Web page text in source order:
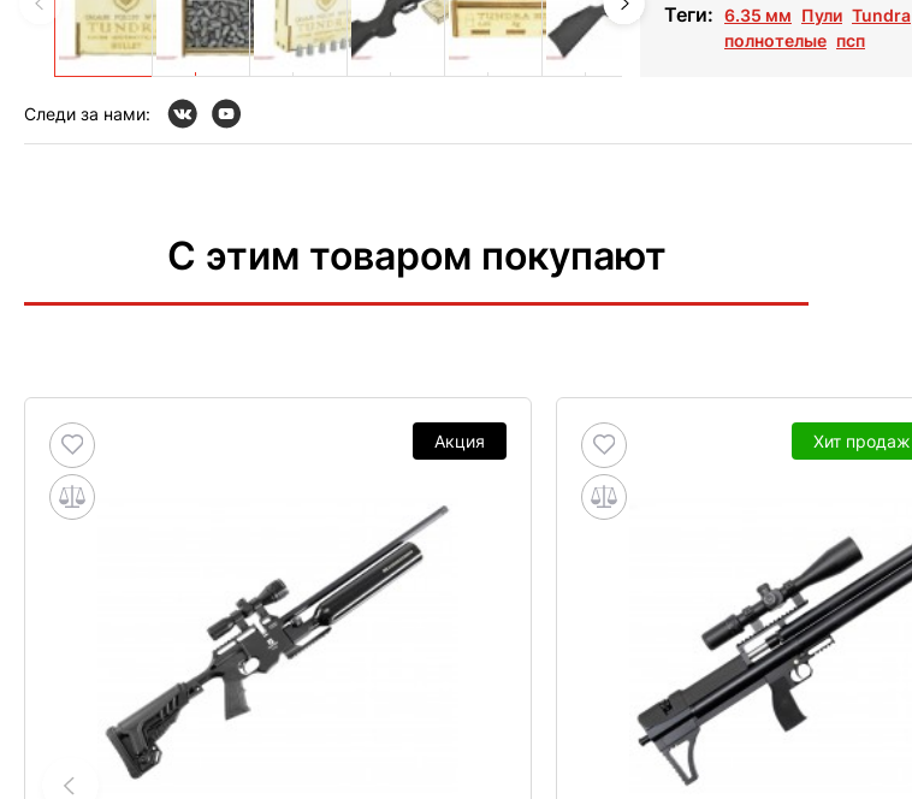
Теги: 6.35 мм Пули Tundra
полнотелые псп
Следи за нами:
С этим товаром покупают
Акция Хит продаж